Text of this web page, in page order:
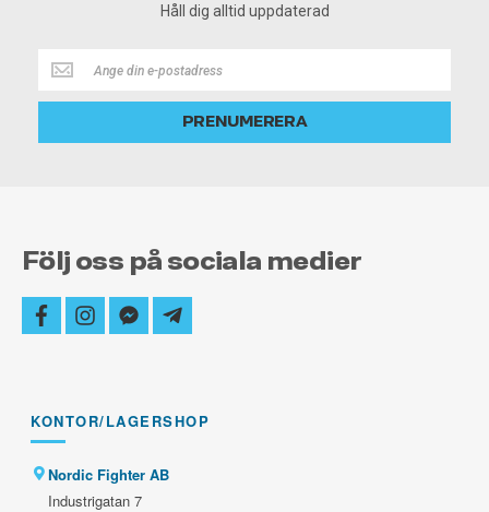
Håll dig alltid uppdaterad
Håll
dig
alltid
PRENUMERERA
Följ oss på sociala medier
facebookinstagram
facebook-
messenger
telegram-
plane
KONTOR/LAGERSHOP
Nordic Fighter AB
Industrigatan 7